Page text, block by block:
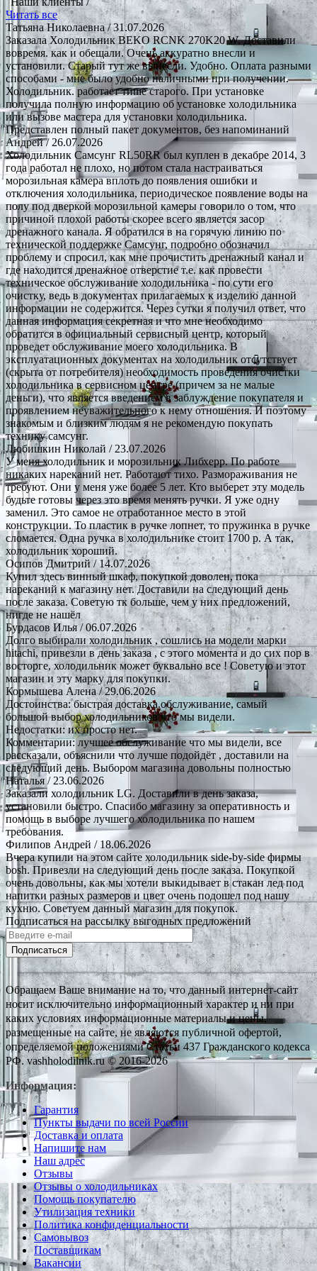
Читать все
Татьяна Николаевна/ 31.07.2026
Заказала Холодильник BEKO RCNK 270K20 W. Доставили
вовремя. как и обещали. Очень аккуратно внесли и
установили. Старый тут же вынесли. Удобно. Оплата разными
способами - мне было удобно наличными при получении.
Холодильник. работает тише старого. При установке
получила полную информацию об установке холодильника
или вызове мастера для установки холодильника.
Представлен полный пакет документов, без напоминаний
Андрей/ 26.07.2026
Холодильник Самсунг RL50RR был куплен в декабре 2014, 3
года работал не плохо, но потом стала настраиваться
морозильная камера вплоть до появления ошибки и
отключения холодильника, периодическое появление воды на
полу под дверкой морозильной камеры говорило о том, что
причиной плохой работы скорее всего является засор
дренажного канала. Я обратился в на горячую линию по
технической поддержке Самсунг, подробно обозначил
проблему и спросил, как мне прочистить дренажный канал и
где находится дренажное отверстие т.е. как провести
техническое обслуживание холодильника - по сути его
очистку, ведь в документах прилагаемых к изделию данной
информации не содержится. Через сутки я получил ответ, что
данная информация секретная и что мне необходимо
обратится в официальный сервисный центр, который
проведет обслуживание моего холодильника. В
эксплуатационных документах на холодильник отсутствует
(скрыта от потребителя) необходимость проведения очистки
холодильника в сервисном центре (причем за не малые
деньги), что является введением в заблуждение покупателя и
проявлением неуважительного к нему отношения. И поэтому
знакомым и близким людям я не рекомендую покупать
технику самсунг.
Любишкин Николай / 23.07.2026
У меня холодильник и морозильник Либхерр. По работе
никаких нареканий нет. Работают тихо. Размораживания не
требуют. Они у меня уже более 5 лет. Кто выберет эту модель
будьте готовы через это время менять ручки. Я уже одну
заменил. Это самое не отработанное место в этой
конструкции. То пластик в ручке лопнет, то пружинка в ручке
сломается. Одна ручка в холодильнике стоит 1700 р. А так,
холодильник хороший.
Осипов Дмитрий/ 14.07.2026
Купил здесь винный шкаф, покупкой доволен, пока
нареканий к магазину нет. Доставили на следующий день
после заказа. Советую тк больше, чем у них предложений,
нигде не нашёл
Бурдасов Илья/ 06.07.2026
Долго выбирали холодильник , сошлись на модели марки
hitachi, привезли в день заказа , с этого момента и до сих пор в
восторге, холодильник может буквально все ! Советую и этот
магазин и эту марку для покупки.
Кормышева Алена/ 29.06.2026
Достоинства: быстрая доставка.обслуживание, самый
большой выбор холодильников что мы видели.
Недостатки: их просто нет.
Комментарии: лучшее обслуживание что мы видели, все
рассказали, объяснили что лучше подойдёт , доставили на
следующий день. Выбором магазина довольны полностью
Наталья/ 23.06.2026
Заказали холодильник LG. Доставили в день заказа,
установили быстро. Спасибо магазину за оперативность и
помощь в выборе лучшего холодильника по нашем
требования.
Филипов Андрей / 18.06.2026
Вчера купили на этом сайте холодильник side-by-side фирмы
bosh. Привезли на следующий день после заказа. Покупкой
очень довольны, как мы хотели выкидывает в стакан лед под
напитки разных размеров и цвет очень подошел под нашу
кухню. Советуем данный магазин для покупок.
Подписаться на рассылку выгодных предложений
Подписаться
Обращаем Ваше внимание на то, что данный интернет-сайт
носит исключительно информационный характер и ни при
каких условиях информационные материалы и цены,
размещенные на сайте, не являются публичной офертой,
определяемой положениями Статьи 437 Гражданского кодекса
РФ. vashholodilnik.ru © 2016-2026
Информация:
Гарантия
Пункты выдачи по всей России
Доставка и оплата
Напишите нам
Наш адрес
Отзывы
Отзывы о холодильниках
Помощь покупателю
Утилизация техники
Политика конфиденциальности
Самовывоз
Поставщикам
Вакансии